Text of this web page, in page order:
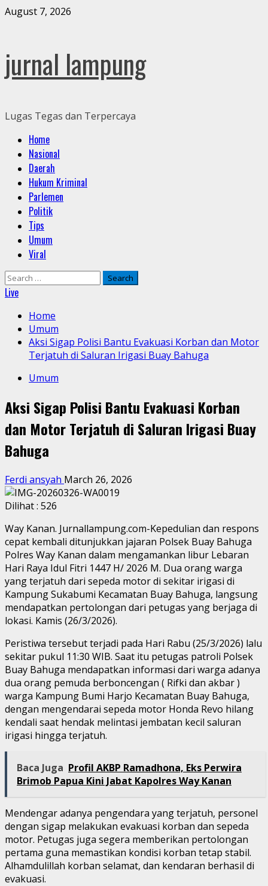
Skip
August 7, 2026
jurnal lampung
Lugas Tegas dan Terpercaya
Primary
Menu
Home
Nasional
Daerah
Hukum Kriminal
Parlemen
Politik
Tips
Umum
Viral
Search
for:
Live
Home
Umum
Aksi Sigap Polisi Bantu Evakuasi Korban dan Motor
Terjatuh di Saluran Irigasi Buay Bahuga
Umum
Aksi Sigap Polisi Bantu Evakuasi Korban
dan Motor Terjatuh di Saluran Irigasi Buay
Bahuga
Ferdi ansyah March 26, 2026
Dilihat : 526
Way Kanan. Jurnallampung.com-Kepedulian dan respons
cepat kembali ditunjukkan jajaran Polsek Buay Bahuga
Polres Way Kanan dalam mengamankan libur Lebaran
Hari Raya Idul Fitri 1447 H/ 2026 M. Dua orang warga
yang terjatuh dari sepeda motor di sekitar irigasi di
Kampung Sukabumi Kecamatan Buay Bahuga, langsung
mendapatkan pertolongan dari petugas yang berjaga di
lokasi. Kamis (26/3/2026).
Peristiwa tersebut terjadi pada Hari Rabu (25/3/2026) lalu
sekitar pukul 11:30 WIB. Saat itu petugas patroli Polsek
Buay Bahuga mendapatkan informasi dari warga adanya
dua orang pemuda berboncengan ( Rifki dan akbar )
warga Kampung Bumi Harjo Kecamatan Buay Bahuga,
dengan mengendarai sepeda motor Honda Revo hilang
kendali saat hendak melintasi jembatan kecil saluran
irigasi hingga terjatuh.
Baca Juga Profil AKBP Ramadhona, Eks Perwira
Brimob Papua Kini Jabat Kapolres Way Kanan
Mendengar adanya pengendara yang terjatuh, personel
dengan sigap melakukan evakuasi korban dan sepeda
motor. Petugas juga segera memberikan pertolongan
pertama guna memastikan kondisi korban tetap stabil.
Alhamdulillah korban selamat, dan kendaran berhasil di
evakuasi.